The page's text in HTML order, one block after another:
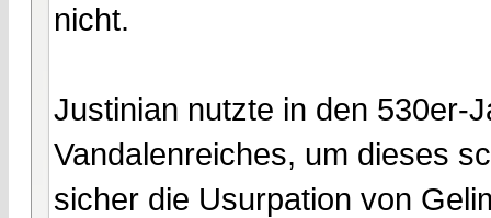
nicht.
Justinian nutzte in den 530er-
Vandalenreiches, um dieses
sicher die Usurpation von